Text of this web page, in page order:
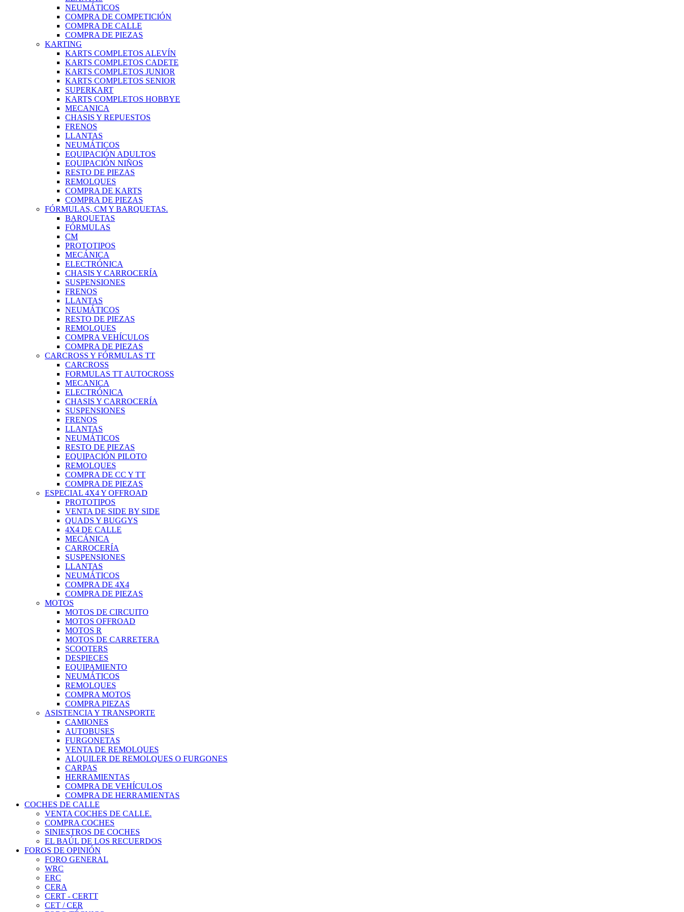
NEUMÁTICOS
COMPRA DE COMPETICIÓN
COMPRA DE CALLE
COMPRA DE PIEZAS
KARTING
KARTS COMPLETOS ALEVÍN
KARTS COMPLETOS CADETE
KARTS COMPLETOS JUNIOR
KARTS COMPLETOS SENIOR
SUPERKART
KARTS COMPLETOS HOBBYE
MECANICA
CHASIS Y REPUESTOS
FRENOS
LLANTAS
NEUMÁTICOS
EQUIPACIÓN ADULTOS
EQUIPACIÓN NIÑOS
RESTO DE PIEZAS
REMOLQUES
COMPRA DE KARTS
COMPRA DE PIEZAS
FÓRMULAS, CM Y BARQUETAS.
BARQUETAS
FÓRMULAS
CM
PROTOTIPOS
MECÁNICA
ELECTRÓNICA
CHASIS Y CARROCERÍA
SUSPENSIONES
FRENOS
LLANTAS
NEUMÁTICOS
RESTO DE PIEZAS
REMOLQUES
COMPRA VEHÍCULOS
COMPRA DE PIEZAS
CARCROSS Y FÓRMULAS TT
CARCROSS
FORMULAS TT AUTOCROSS
MECANICA
ELECTRÓNICA
CHASIS Y CARROCERÍA
SUSPENSIONES
FRENOS
LLANTAS
NEUMÁTICOS
RESTO DE PIEZAS
EQUIPACIÓN PILOTO
REMOLQUES
COMPRA DE CC Y TT
COMPRA DE PIEZAS
ESPECIAL 4X4 Y OFFROAD
PROTOTIPOS
VENTA DE SIDE BY SIDE
QUADS Y BUGGYS
4X4 DE CALLE
MECÁNICA
CARROCERÍA
SUSPENSIONES
LLANTAS
NEUMÁTICOS
COMPRA DE 4X4
COMPRA DE PIEZAS
MOTOS
MOTOS DE CIRCUITO
MOTOS OFFROAD
MOTOS R
MOTOS DE CARRETERA
SCOOTERS
DESPIECES
EQUIPAMIENTO
NEUMÁTICOS
REMOLQUES
COMPRA MOTOS
COMPRA PIEZAS
ASISTENCIA Y TRANSPORTE
CAMIONES
AUTOBUSES
FURGONETAS
VENTA DE REMOLQUES
ALQUILER DE REMOLQUES O FURGONES
CARPAS
HERRAMIENTAS
COMPRA DE VEHÍCULOS
COMPRA DE HERRAMIENTAS
COCHES DE CALLE
VENTA COCHES DE CALLE.
COMPRA COCHES
SINIESTROS DE COCHES
EL BAÚL DE LOS RECUERDOS
FOROS DE OPINIÓN
FORO GENERAL
WRC
ERC
CERA
CERT - CERTT
CET / CER